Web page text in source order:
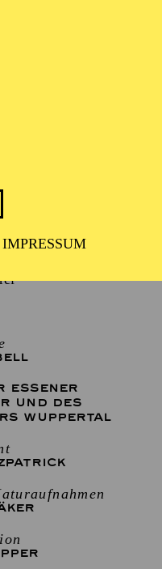
IMPRESSUM
Max Richter, Zoltán
in Kooperation mit den
des Wandels e. V."
ESSENER
UND DES
WUPPERTAL